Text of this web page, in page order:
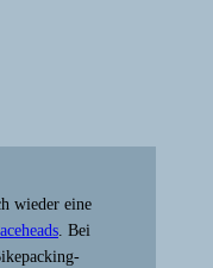
wieder eine
. Bei